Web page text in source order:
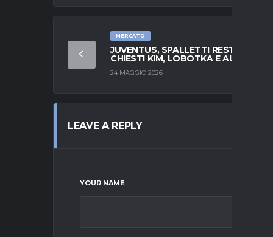
MERCATO
JUVENTUS, SPALLETTI RESTA:
CHIESTI KIM, LOBOTKA E ALISSON
24 MAGGIO 2026
LEAVE A REPLY
YOUR NAME